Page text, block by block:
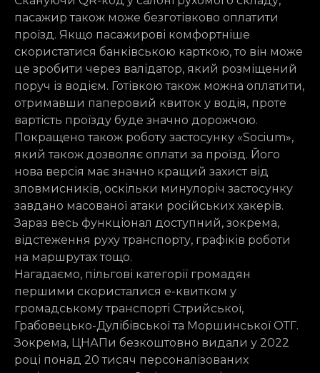
пасажир також може безготівково оплатити
проїзд. Якщо пасажирові комфортніше
скористатися банківською карткою, то він може
це зробити через валідатор, який розміщений
поруч із водієм. Готівкою також можна оплатити,
отримавши паперовий квиток у водія, проте
вартість проїзду буде значно дорожчою.
Покращено також роботу застосунку «Socium»,
який також дозволяє оплати за проїзд. Його
нова версія має значно кращий захист від
зловмисників, оскільки минулоріч застосунку
завдано масованої атаки російських хакерів.
Зараз весь функціонал доступний, зокрема,
відстеження руху транспорту, графіків роботи
на маршрутах тощо.
Нагадаємо, пільгові категорії громадян
першими скористалися е-квитком у
громадському транспорті Стрийської,
Грабовецько-Дулібівської та Моршинської ОТГ.
Зокрема, ЦНАПи безкоштовно видали у 2022
році понад 20 тисяч персоналізованих